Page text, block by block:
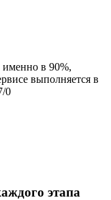
в 90%,
выполняется в
0
этапа